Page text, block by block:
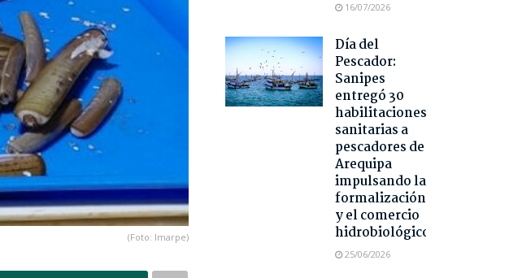
(Foto: Imarpe)
16/07/2026
Día del
Pescador:
Sanipes
entregó 30
habilitaciones
sanitarias a
pescadores de
Arequipa
impulsando la
formalización
y el comercio
hidrobiológico
25/06/2026